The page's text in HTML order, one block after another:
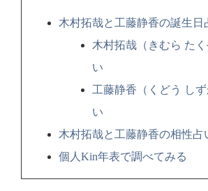
木村拓哉と工藤静香の誕生日
木村拓哉（きむら た
い
工藤静香（くどう し
い
木村拓哉と工藤静香の相性占
個人Kin年表で調べてみる